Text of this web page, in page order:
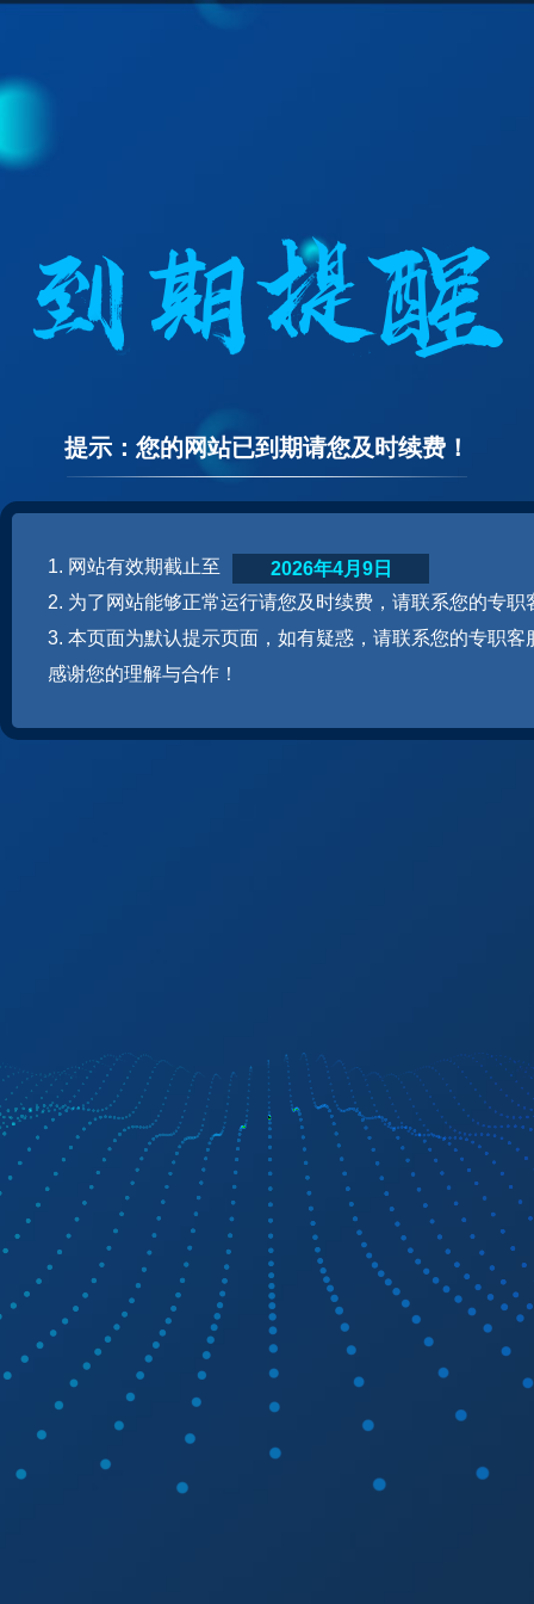
提示：您的网站已到期请您及时续费！
1. 网站有效期截止至
2. 为了网站能够正常运行请您及时续费，请联系您的专职
3. 本页面为默认提示页面，如有疑惑，请联系您的专职客
感谢您的理解与合作！
2026年4月9日